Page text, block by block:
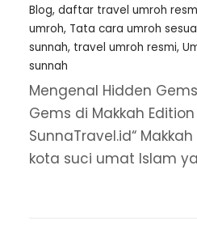
Blog, daftar travel umroh
umroh, Tata cara umroh
sunnah, travel umroh resmi,
sunnah
Mengenal Hidden
Gems di Makkah Edition
SunnaTravel.id“
kota suci umat Islam